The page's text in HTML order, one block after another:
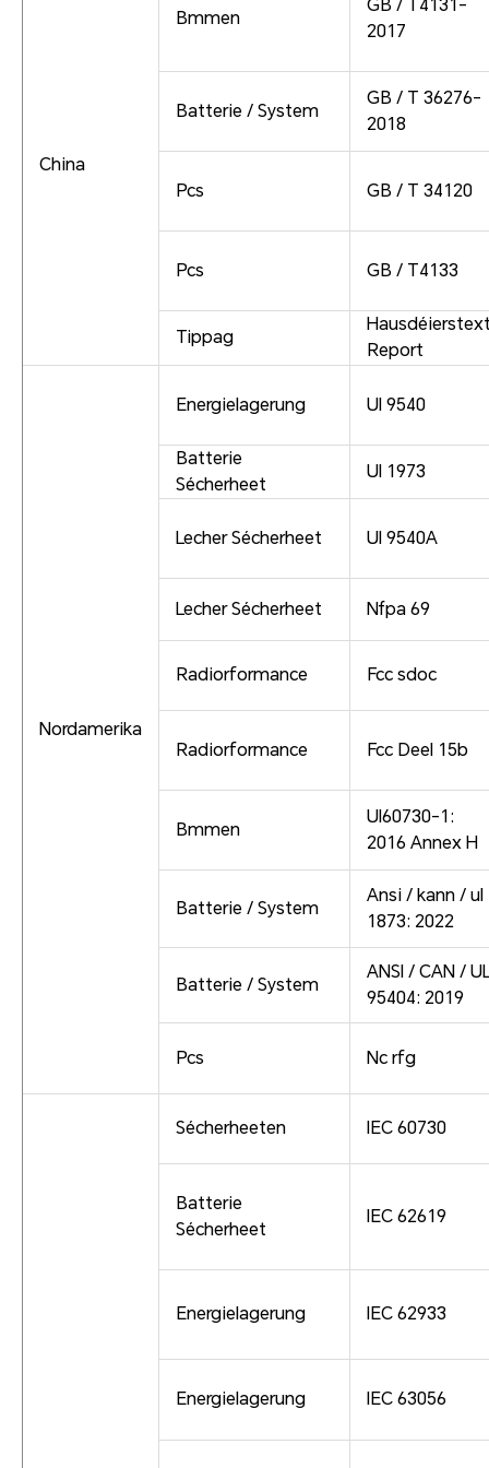
China
Bmmen
GB / T4131-
2017
Batterie / System
GB / T 36276-
2018
Pcs GB / T 34120
Pcs GB / T4133
Tippag
Report
Nordamerika
Energielagerung Ul 9540
Batterie
Sécherheet
Ul 1973
Lecher Sécherheet Ul 9540A
Lecher Sécherheet Nfpa 69
Radiorformance Fcc sdoc
Radiorformance Fcc Deel 15b
Bmmen
Ul60730-1:
2016 Annex H
Batterie / System
Ansi / kann / ul
1873: 2022
Batterie / System
ANSI / CAN /
95404: 2019
Pcs Nc rfg
Sécherheeten IEC 60730
Batterie
Sécherheet
IEC 62619
Energielagerung IEC 62933
Energielagerung IEC 63056